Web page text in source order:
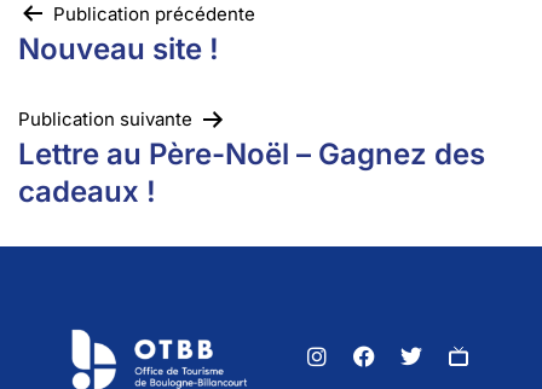
Publication précédente
Nouveau site !
Publication suivante
Lettre au Père-Noël – Gagnez des
cadeaux !